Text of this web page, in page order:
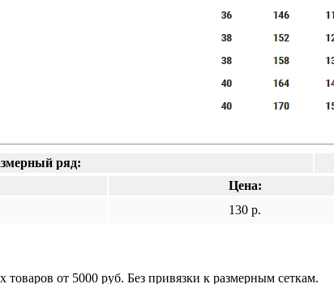
ряд:
Цена:
130 р.
от 5000 руб. Без привязки к размерным сеткам.